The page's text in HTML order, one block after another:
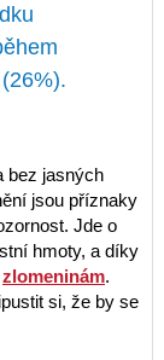
bez jasných
jsou příznaky
Jde o
hmoty, a díky
zlomeninám.
si, že by se